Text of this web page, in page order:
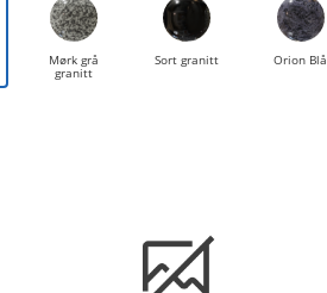
Mørk grå
granitt
Sort granitt Orion Blå